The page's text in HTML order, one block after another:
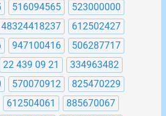
516094565
523000000
48324418237
612502427
947100416
506287717
22 439 09 21
334963482
570070912
825470229
612504061
885670067